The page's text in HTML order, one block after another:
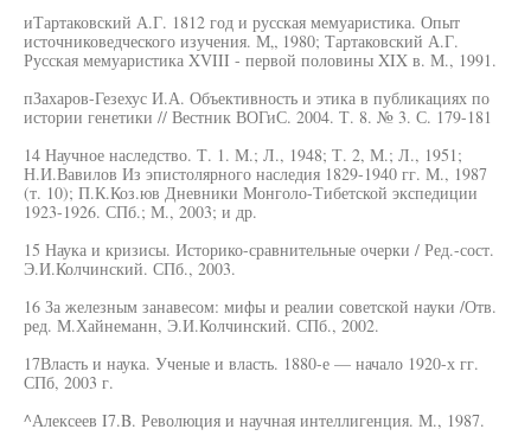
иТартаковский А.Г. 1812 год и русская мемуаристика. Опыт
источниковедческого изучения. М„ 1980; Тартаковский А.Г.
Русская мемуаристика XVIII - первой половины XIX в. М., 1991.
пЗахаров-Гезехус И.А. Объективность и этика в публикациях по
истории генетики // Вестник ВОГиС. 2004. Т. 8. № 3. С. 179-181
14 Научное наследство. Т. 1. М.; Л., 1948; Т. 2, М.; Л., 1951;
Н.И.Вавилов Из эпистолярного наследия 1829-1940 гг. М., 1987
(т. 10); П.К.Коз.юв Дневники Монголо-Тибетской экспедиции
1923-1926. СПб.; М., 2003; и др.
15 Наука и кризисы. Историко-сравнительные очерки / Ред.-сост.
Э.И.Колчинский. СПб., 2003.
16 За железным занавесом: мифы и реалии советской науки /Отв.
ред. М.Хайнеманн, Э.И.Колчинский. СПб., 2002.
17Власть и наука. Ученые и власть. 1880-е — начало 1920-х гг.
СПб, 2003 г.
^Алексеев I7.B. Революция и научная интеллигенция. М., 1987.